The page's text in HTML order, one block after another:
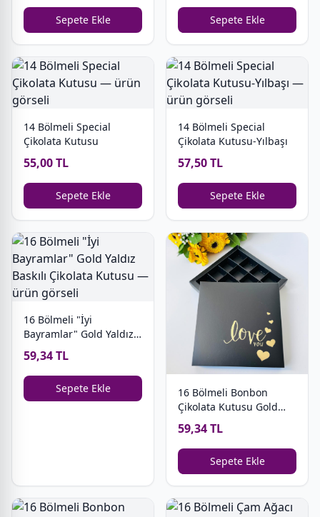
Sepete Ekle Sepete Ekle
14 Bölmeli Special
Çikolata Kutusu
55,00 TL
Sepete Ekle
14 Bölmeli Special
Çikolata Kutusu-Yılbaşı
57,50 TL
Sepete Ekle
16 Bölmeli "İyi
Bayramlar" Gold Yaldız
Baskılı Çikolata Kutusu
59,34 TL
Sepete Ekle
16 Bölmeli Bonbon
Çikolata Kutusu Gold
59,34 TL
Sepete Ekle